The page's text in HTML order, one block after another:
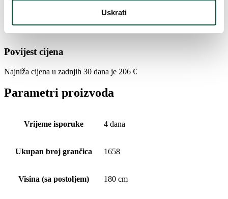
Uskrati
Povijest cijena
Najniža cijena u zadnjih 30 dana je 206 €
Parametri proizvoda
Vrijeme isporuke 4 dana
Ukupan broj grančica 1658
Visina (sa postoljem) 180 cm